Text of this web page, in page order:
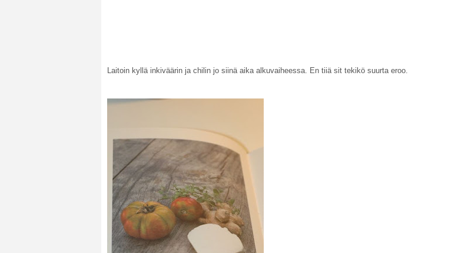
Laitoin kyllä inkiväärin ja chilin jo siinä aika alkuvaiheessa. En tiiä sit tekikö suurta eroo.